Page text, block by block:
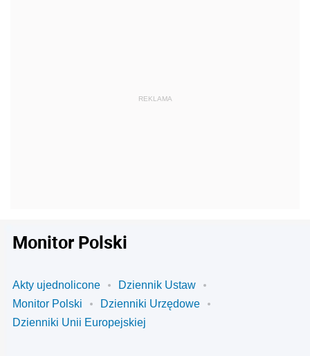
Monitor Polski
Akty ujednolicone
Dziennik Ustaw
Monitor Polski
Dzienniki Urzędowe
Dzienniki Unii Europejskiej